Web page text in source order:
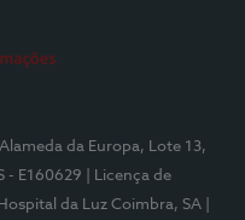
Alameda da Europa, Lote 13,
- E160629
| Licença de
Hospital da Luz Coimbra, SA